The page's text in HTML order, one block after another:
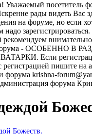
Уважаемый посетитель
рады видеть Вас
на форуме, но если
надо
рекомендуем
- ОСОБЕННО В
Если
пишите на
форума krishna-
форума
Божеств.